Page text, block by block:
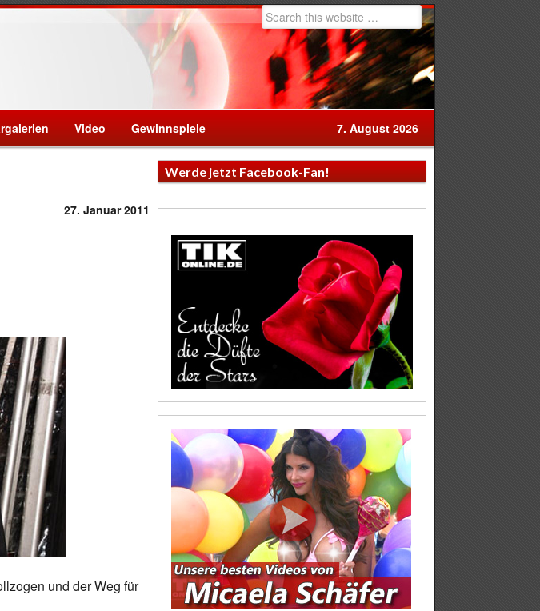
Video Gewinnspiele 7. August 2026
27. Januar 2011
und der Weg für
Werde jetzt Facebook-Fan!